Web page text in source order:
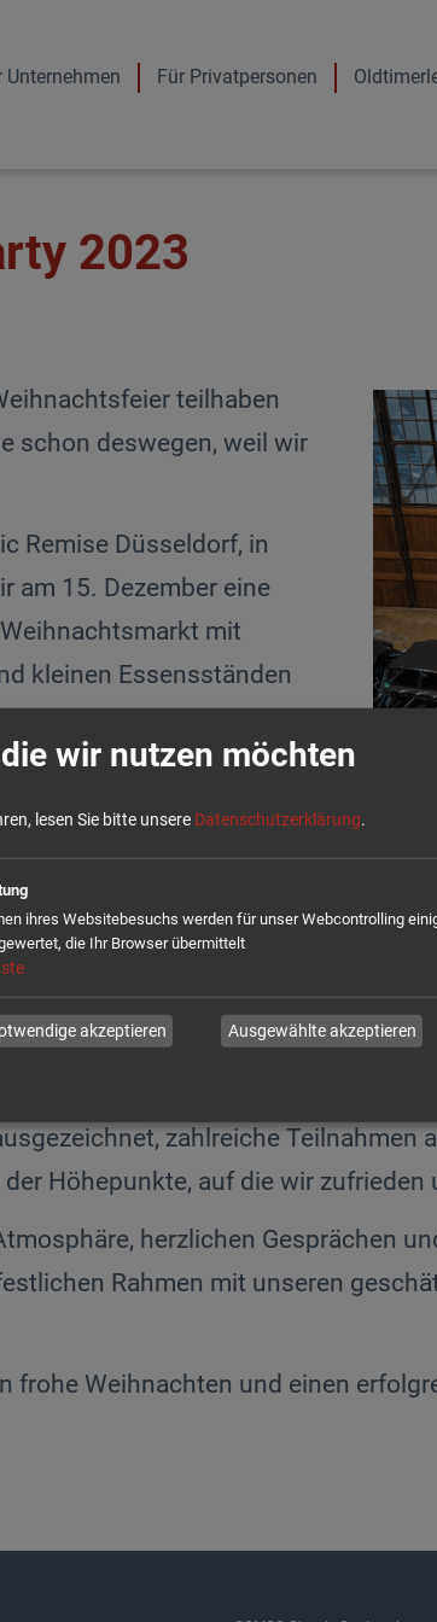
Unternehmen Für Privatpersonen
2023
teilhaben
schon deswegen, weil wir
Remise Düsseldorf, in
am 15. Dezember eine
mit
kleinen Essensständen
Team genoss von
zu herzhaften Snacks
Gaumenschmaus.
Tannenbaumverlosung,
Weihnachtsbaum
ausgestattet mit
Party ohne die Bilder dieser
das für COMCO mit
Millionen Euro, zum sechsten Mal in
zahlreiche Teilnahmen
Höhepunkte, auf die wir
herzlichen Gesprächen
Rahmen mit unseren
frohe Weihnachten und einen
wir nutzen möchten
lesen Sie bitte unsere Datenschutzerklärung.
ihres Websitebesuchs werden für unser Webcontrolling
die Ihr Browser übermittelt
akzeptieren Ausgewählte akzeptieren